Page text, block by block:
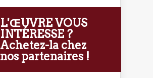
L'ŒUVRE VOUS
INTÉRESSE ?
Achetez-la chez
nos partenaires !